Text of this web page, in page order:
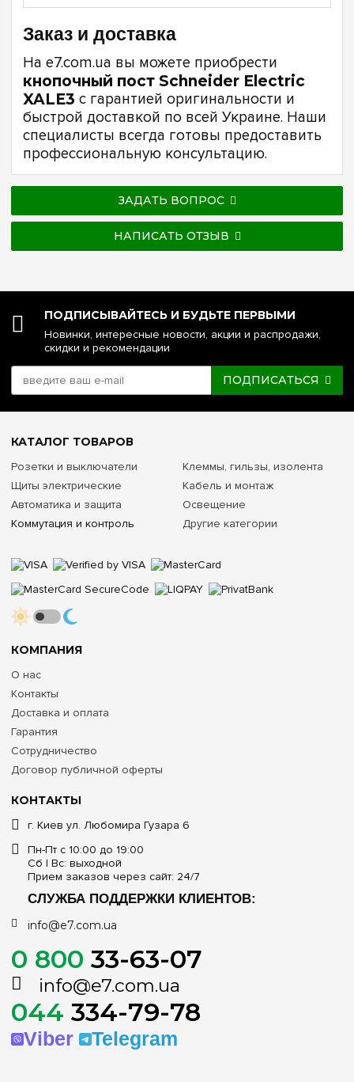
Заказ и доставка
На e7.com.ua вы можете приобрести
кнопочный пост Schneider Electric
XALE3 с гарантией оригинальности и
быстрой доставкой по всей Украине. Наши
специалисты всегда готовы предоставить
профессиональную консультацию.
ЗАДАТЬ ВОПРОС
НАПИСАТЬ ОТЗЫВ
ПОДПИСЫВАЙТЕСЬ И БУДЬТЕ ПЕРВЫМИ
Новинки, интересные новости, акции и распродажи,
скидки и рекомендации
ПОДПИСАТЬСЯ
КОНТАКТЫ
г. Киев ул. Любомира Гузара 6
Пн-Пт с 10:00 до 19:00
Сб | Вс: выходной
Прием заказов через сайт: 24/7
СЛУЖБА ПОДДЕРЖКИ КЛИЕНТОВ:
info@e7.com.ua
0 800 33-63-07
info@e7.com.ua
044 334-79-78
Viber Telegram
КОМПАНИЯ
О нас
Контакты
Доставка и оплата
Гарантия
Сотрудничество
Договор публичной оферты
КАТАЛОГ ТОВАРОВ
Розетки и выключатели
Щиты электрические
Автоматика и защита
Коммутация и контроль
Клеммы, гильзы, изолента
Кабель и монтаж
Освещение
Другие категории